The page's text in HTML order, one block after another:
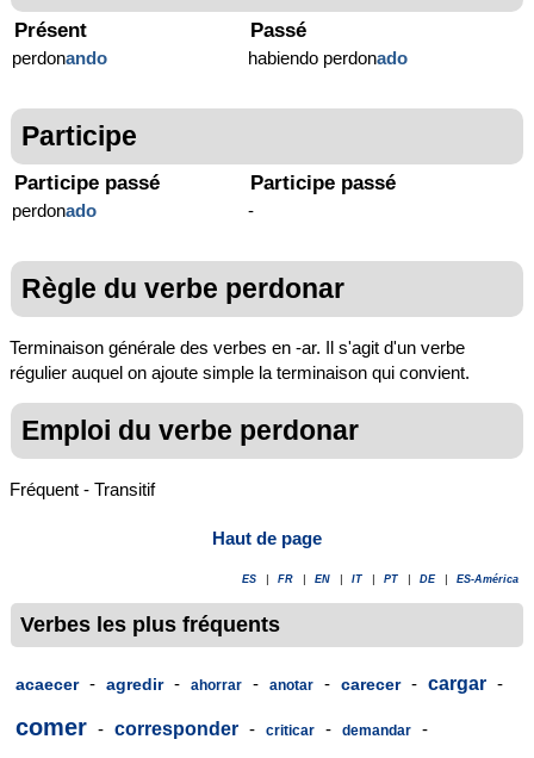
Présent
perdonando
Passé
habiendo perdonado
Participe
Participe passé
perdonado
Participe passé
-
Règle du verbe perdonar
Terminaison générale des verbes en -ar. Il s'agit d'un verbe
régulier auquel on ajoute simple la terminaison qui convient.
Emploi du verbe perdonar
Fréquent - Transitif
Haut de page
ES FR EN IT PT DE ES-América
Verbes les plus fréquents
acaecer - agredir - ahorrar - anotar - carecer - cargar -
comer - corresponder - criticar - demandar -